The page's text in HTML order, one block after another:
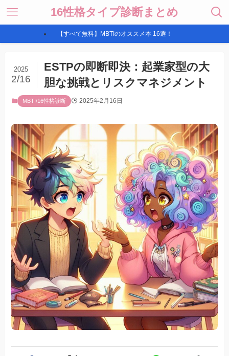
16性格タイプ診断まとめ
【すべて無料】MBTIのオススメ本 16選！
ESTPの即断即決：起業家型の大
胆な挑戦とリスクマネジメント
2025
2/16
MBTI/16性格診断 2025年2月16日